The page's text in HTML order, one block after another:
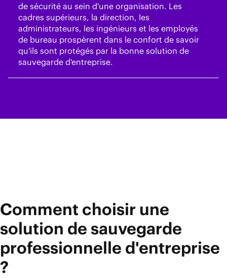
de sécurité au sein d'une organisation. Les
cadres supérieurs, la direction, les
administrateurs, les ingénieurs et les employés
de bureau prospèrent dans le confort de savoir
qu'ils sont protégés par la bonne solution de
sauvegarde d'entreprise.
Comment choisir une
solution de sauvegarde
professionnelle d'entreprise
?